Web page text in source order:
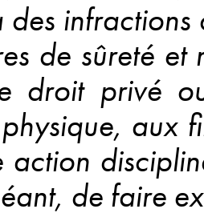
des
de sûreté
droit privé
aux
action
de faire